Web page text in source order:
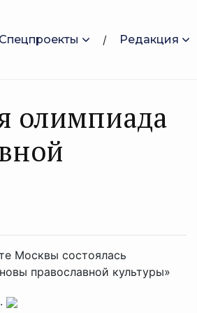
Спецпроекты Редакция
олимпиада
Москвы состоялась
православной культуры»